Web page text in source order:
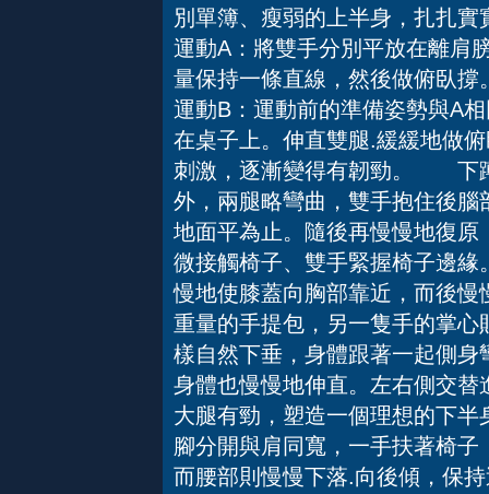
別單簿、瘦弱的上半身，扎扎
運動A：將雙手分別平放在離肩
量保持一條直線，然後做俯臥
運動B：運動前的準備姿勢與A
在桌子上。伸直雙腿.緩緩地做
刺激，逐漸變得有韌勁。 下
外，兩腿略彎曲，雙手抱住後
地面平為止。隨後再慢慢地復
微接觸椅子、雙手緊握椅子邊
慢地使膝蓋向胸部靠近，而後
重量的手提包，另一隻手的掌
樣自然下垂，身體跟著一起側
身體也慢慢地伸直。左右側交
大腿有勁，塑造一個理想的下
腳分開與肩同寬，一手扶著椅
而腰部則慢慢下落.向後傾，保